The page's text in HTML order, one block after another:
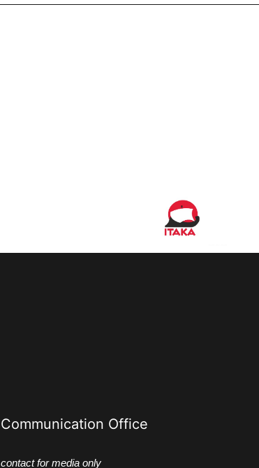
Communication Office
contact for media only